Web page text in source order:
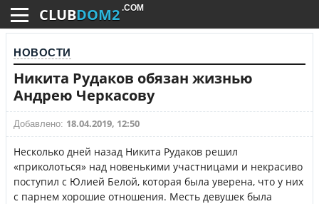
CLUBDOM2 .COM
НОВОСТИ
Никита Рудаков обязан жизнью
Андрею Черкасову
Добавлено: 18.04.2019, 12:50
Несколько дней назад Никита Рудаков решил
«приколоться» над новенькими участницами и некрасиво
поступил с Юлией Белой, которая была уверена, что у них
с парнем хорошие отношения. Месть девушек была